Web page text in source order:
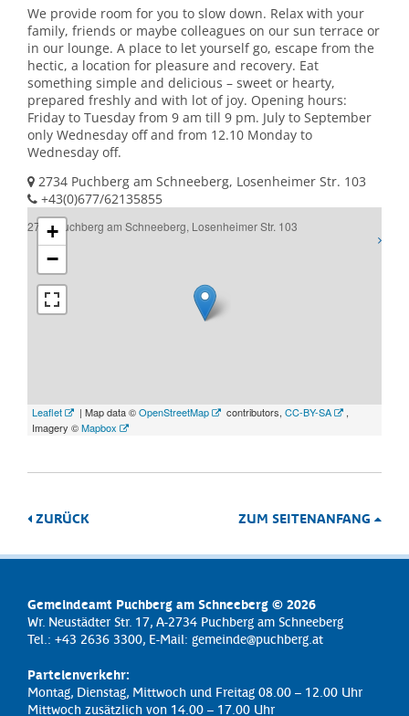
We provide room for you to slow down. Relax with your
family, friends or maybe colleagues on our sun terrace or
in our lounge. A place to let yourself go, escape from the
hectic, a location for pleasure and recovery. Eat
something simple and delicious – sweet or hearty,
prepared freshly and with lot of joy. Opening hours:
Friday to Tuesday from 9 am till 9 pm. July to September
only Wednesday off and from 12.10 Monday to
Wednesday off.
2734 Puchberg am Schneeberg, Losenheimer Str. 103
+43(0)677/62135855
2734 Puchberg am Schneeberg, Losenheimer Str. 103
+
−
Leaflet | Map data ©OpenStreetMap contributors, CC-BY-SA
,
Imagery ©Mapbox
ZURÜCK ZUM SEITENANFANG
Gemeindeamt Puchberg am Schneeberg © 2026
Wr. Neustädter Str. 17, A-2734 Puchberg am Schneeberg
Tel.: +43 2636 3300, E-Mail: gemeinde@puchberg.at
Parteienverkehr:
Montag, Dienstag, Mittwoch und Freitag 08.00 – 12.00 Uhr
Mittwoch zusätzlich von 14.00 – 17.00 Uhr